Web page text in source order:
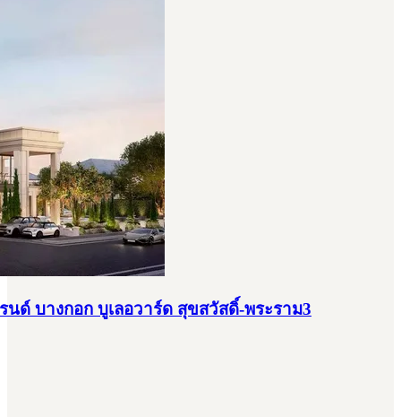
นด์ บางกอก บูเลอวาร์ด สุขสวัสดิ์-พระราม3